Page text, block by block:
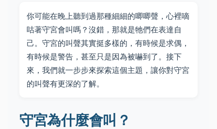
你可能在晚上聽到過那種細細的唧唧聲，心裡嘀
咕著守宮會叫嗎？沒錯，那就是牠們在表達自
己。守宮的叫聲其實挺多樣的，有時候是求偶，
有時候是警告，甚至只是因為被嚇到了。接下
來，我們就一步步來探索這個主題，讓你對守宮
的叫聲有更深的了解。
守宮為什麼會叫？